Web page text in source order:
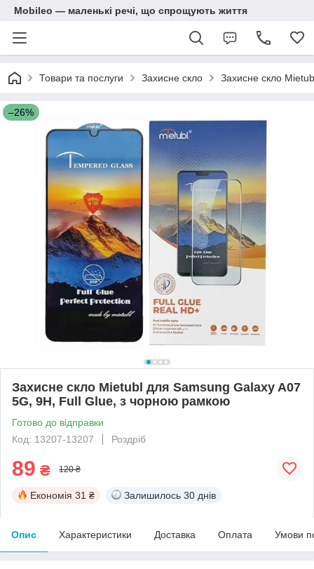
Mobileo — маленькі речі, що спрощують життя
Товари та послуги Захисне скло Захисне скло
–26%
Захисне скло Mietubl для Samsung Galaxy A07
5G, 9H, Full Glue, з чорною рамкою
Готово до відправки
Код: 13207-13207
Роздріб
89 ₴ 120 ₴
Економія 31 ₴ Залишилось 30 днів
Опис Характеристики Доставка Оплата Умови